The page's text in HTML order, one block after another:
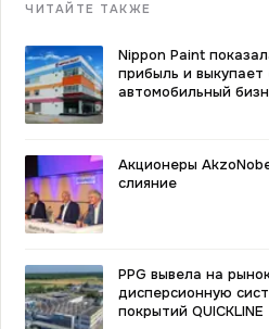
ЧИТАЙТЕ ТАКЖЕ
Nippon Paint
прибыль и выкупает
автомобильный
Акционеры
слияние
PPG вывела на
дисперсионную
покрытий QUICKLINE